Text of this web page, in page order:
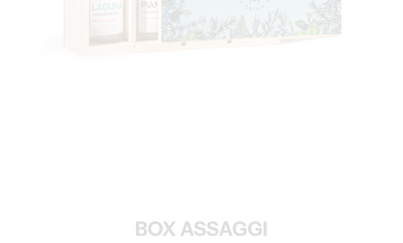
BOX ASSAGGI